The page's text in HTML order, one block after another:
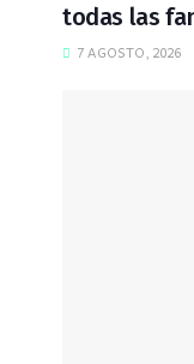
todas las
7 AGOSTO, 2026